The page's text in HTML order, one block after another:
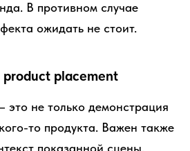
В противном случае
ожидать не стоит.
product placement
это не только демонстрация
то продукта. Важен также
показанной сцены.